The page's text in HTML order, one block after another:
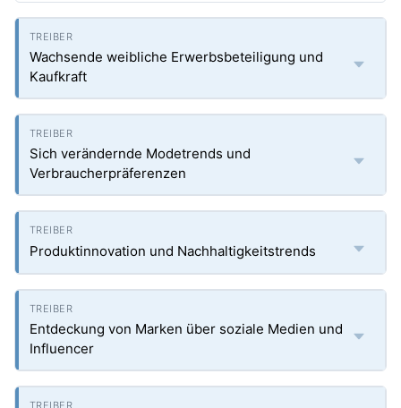
Wachsende weibliche Erwerbsbeteiligung und
Kaufkraft
Sich verändernde Modetrends und
Verbraucherpräferenzen
Produktinnovation und Nachhaltigkeitstrends
Entdeckung von Marken über soziale Medien und
Influencer